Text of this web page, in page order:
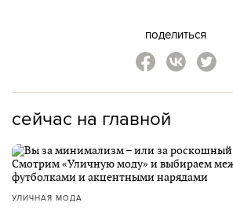
поделиться
сейчас на главной
УЛИЧНАЯ МОДА